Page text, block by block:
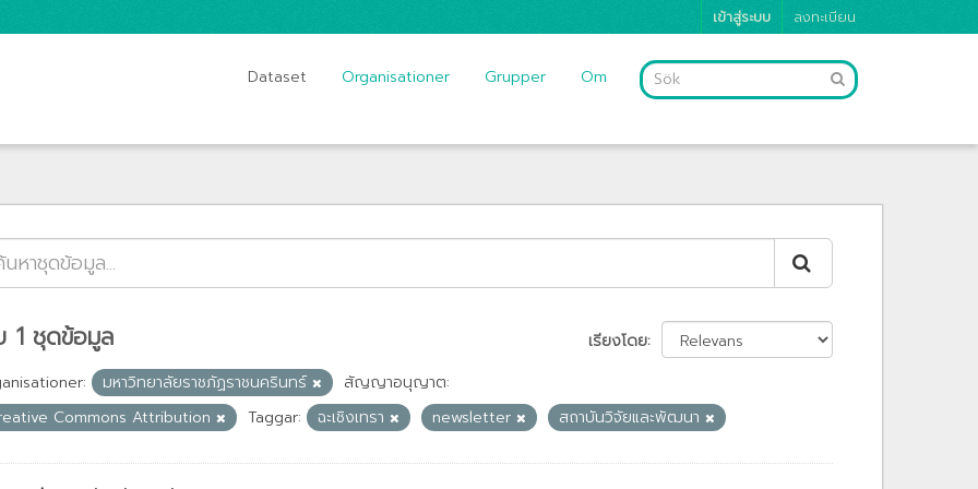
เข้าสู่ระบบ ลงทะเบียน
Dataset Organisationer Grupper Om
เรียงโดย
1 ชุดข้อมูล
มหาวิทยาลัยราชภัฏราชนครินทร์
สัญญาอนุญาต:
Commons Attribution
Taggar: ฉะเชิงเทรา newsletter สถาบันวิจัยและพัฒนา